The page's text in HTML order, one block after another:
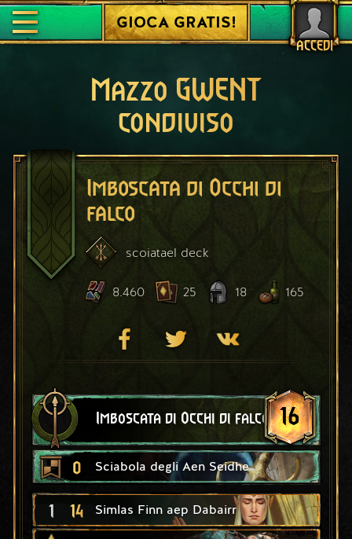
ACCEDI
GIOCA GRATIS!
Mazzo GWENT
condiviso
Imboscata di Occhi di
falco
scoiatael deck
8.460 25 18 165
Imboscata di Occhi di falco 16
0 Sciabola degli Aen Seidhe
1 14 Simlas Finn aep Dabairr